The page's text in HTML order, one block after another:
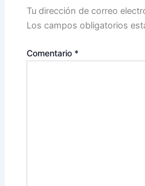
Tu dirección de correo
Los campos obligatorios
Comentario *